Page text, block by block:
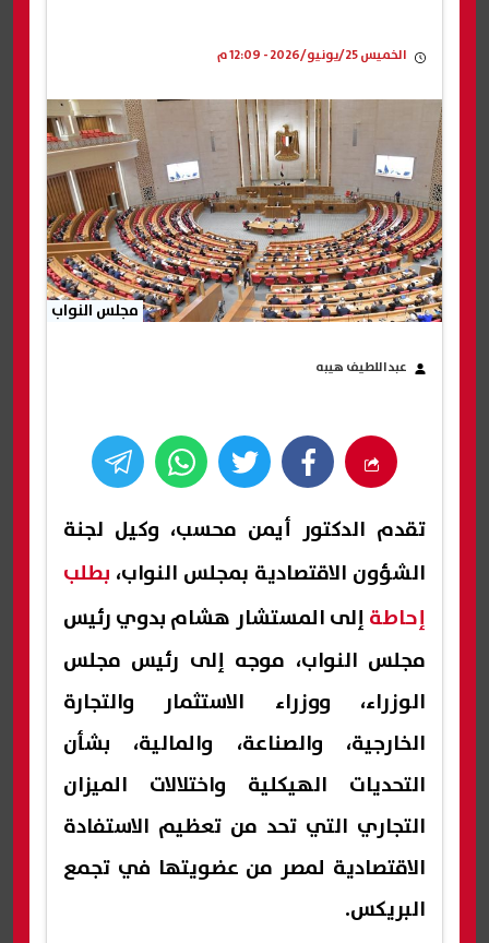
الخميس 25/يونيو/2026 - 12:09 م
مجلس النواب
عبداللطيف هيبه
تقدم الدكتور أيمن محسب، وكيل لجنة
الشؤون الاقتصادية بمجلس النواب، بطلب
إحاطةإلى المستشار هشام بدوي رئيس
مجلس النواب، موجه إلى رئيس مجلس
الوزراء، ووزراء الاستثمار والتجارة
الخارجية، والصناعة، والمالية، بشأن
التحديات الهيكلية واختلالات الميزان
التجاري التي تحد من تعظيم الاستفادة
الاقتصادية لمصر من عضويتها في تجمع
البريكس.